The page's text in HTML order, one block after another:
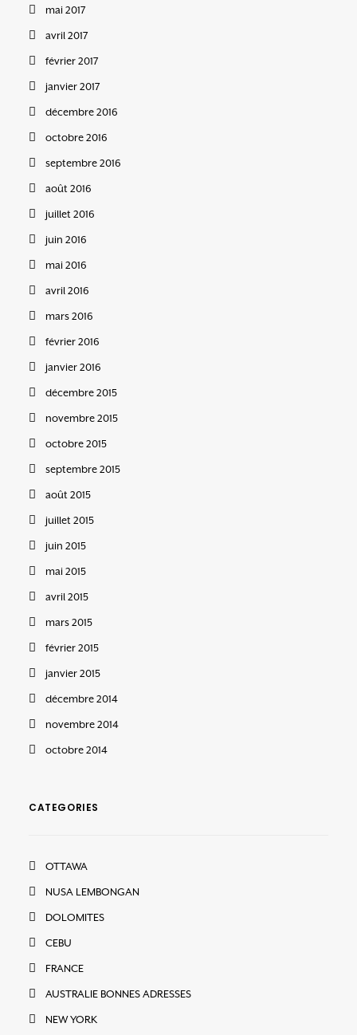
mai 2017
avril 2017
février 2017
janvier 2017
décembre 2016
octobre 2016
septembre 2016
août 2016
juillet 2016
juin 2016
mai 2016
avril 2016
mars 2016
février 2016
janvier 2016
décembre 2015
novembre 2015
octobre 2015
septembre 2015
août 2015
juillet 2015
juin 2015
mai 2015
avril 2015
mars 2015
février 2015
janvier 2015
décembre 2014
novembre 2014
octobre 2014
CATEGORIES
OTTAWA
NUSA LEMBONGAN
DOLOMITES
CEBU
FRANCE
AUSTRALIE BONNES ADRESSES
NEW YORK